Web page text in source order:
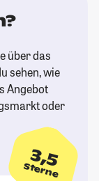
über das
sehen, wie
Angebot
oder
3,5
Sterne